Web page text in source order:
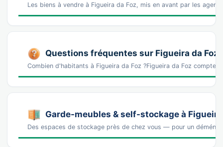
Les biens à vendre à Figueira da Foz, mis en avant par les
Questions fréquentes sur Figueira da Foz
Combien d'habitants à Figueira da Foz ?Figueira da Foz compte
Garde-meubles & self-stockage à Figueira
Des espaces de stockage près de chez vous — pour un